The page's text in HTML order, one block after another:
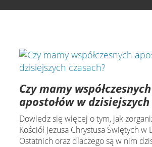
Czy mamy współczesnych
apostołów w dzisiejszych
Dowiedz się więcej o tym, jak
Kościół Jezusa Chrystusa Świętych w
Ostatnich oraz dlaczego są w nim